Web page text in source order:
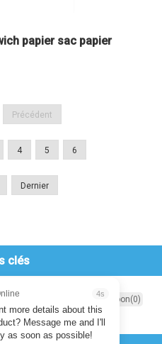
papier sac papier
Précédent
4 5 6
Dernier
clés
Food paper Knife fork spoon(0)
4s
more details about this
Message me and I'll
as soon as possible!